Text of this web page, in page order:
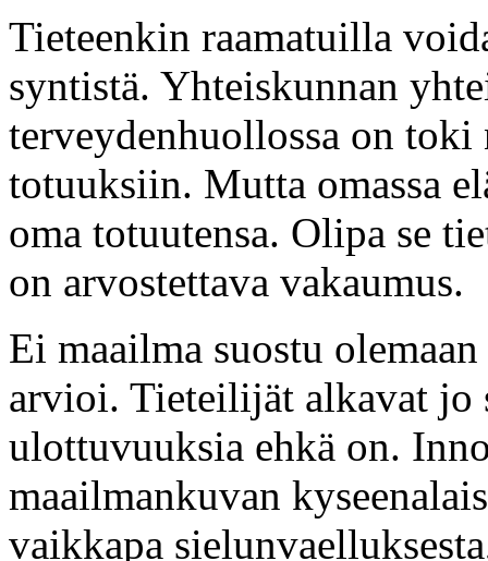
Tieteenkin raamatuilla
syntistä. Yhteiskunnan
terveydenhuollossa on
totuuksiin. Mutta omassa
oma totuutensa. Olipa se
on arvostettava vakaumus.
Ei maailma suostu
arvioi. Tieteilijät alkavat jo
ulottuvuuksia ehkä on.
maailmankuvan
vaikkapa